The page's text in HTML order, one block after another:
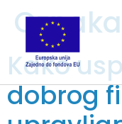
Kako
dobrog